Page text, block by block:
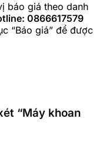
báo giá theo danh
0866617579
“Báo giá” để được
“Máy khoan